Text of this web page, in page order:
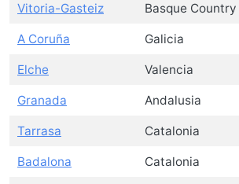
Vitoria-Gasteiz Basque Country
A Coruña Galicia
Elche Valencia
Granada Andalusia
Tarrasa Catalonia
Badalona Catalonia